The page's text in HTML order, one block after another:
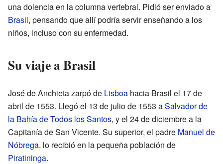
una dolencia en la columna vertebral. Pidió ser enviado a
Brasil, pensando que allí podría servir enseñando a los
niños, incluso con su enfermedad.
Su viaje a Brasil
José de Anchieta zarpó de Lisboa hacia Brasil el 17 de
abril de 1553. Llegó el 13 de julio de 1553 aSalvador de
la Bahía de Todos los Santos, y el 24 de diciembre a la
Capitanía de San Vicente. Su superior, el padre Manuel de
Nóbrega, lo recibió en la pequeña población de
Piratininga.